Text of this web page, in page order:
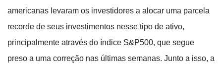
americanas levaram os investidores a alocar uma parcela
recorde de seus investimentos nesse tipo de ativo,
principalmente através do índice S&P500, que segue
preso a uma correção nas últimas semanas. Junto a isso, a